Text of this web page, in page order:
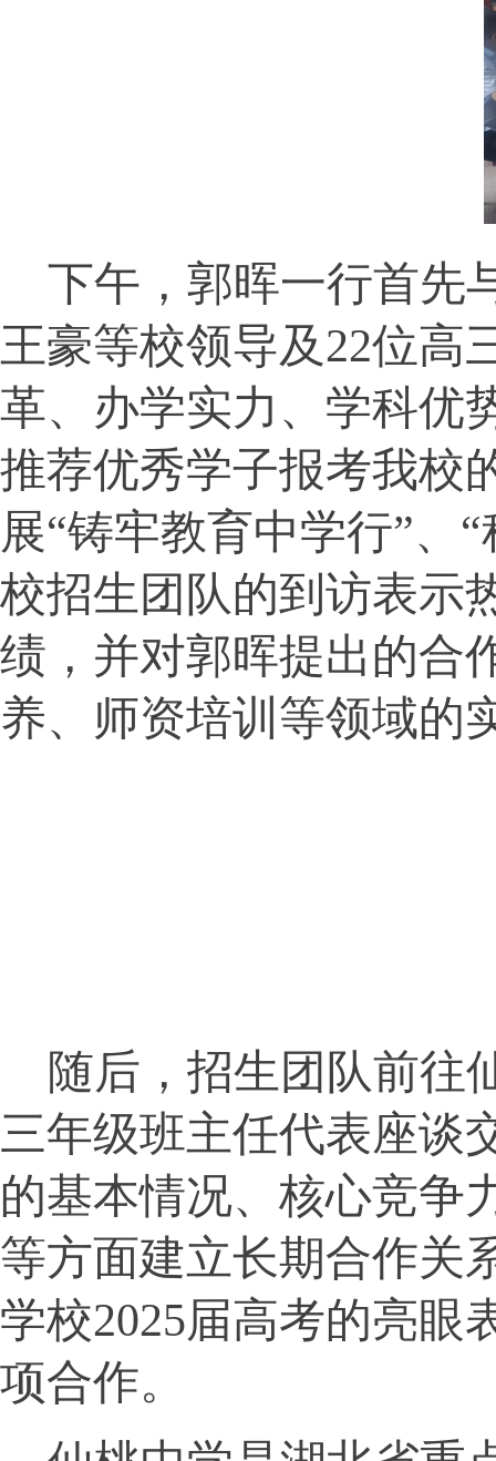
下午，郭晖一行首先
王豪等校领导及22位高
革、办学实力、学科优
推荐优秀学子报考我校
展“铸牢教育中学行”、
校招生团队的到访表示
绩，并对郭晖提出的合
养、师资培训等领域的
随后，招生团队前往
三年级班主任代表座谈
的基本情况、核心竞争
等方面建立长期合作关
学校2025届高考的亮眼
项合作。